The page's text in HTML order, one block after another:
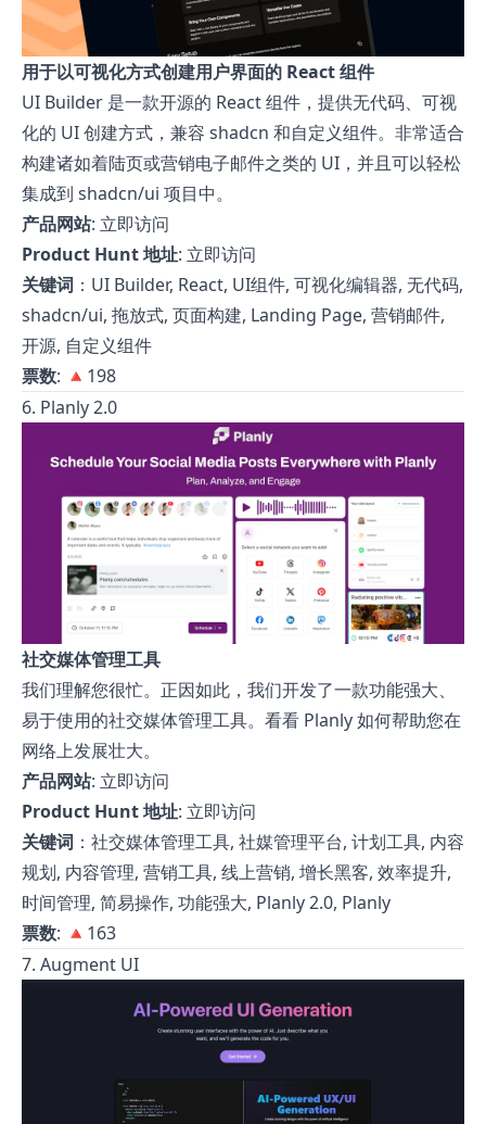
用于以可视化方式创建用户界面的 React 组件
UI Builder 是一款开源的 React 组件，提供无代码、可视
化的 UI 创建方式，兼容 shadcn 和自定义组件。非常适合
构建诸如着陆页或营销电子邮件之类的 UI，并且可以轻松
集成到 shadcn/ui 项目中。
产品网站: 立即访问
Product Hunt 地址: 立即访问
关键词 ：UI Builder, React, UI组件, 可视化编辑器, 无代码,
shadcn/ui, 拖放式, 页面构建, Landing Page, 营销邮件,
开源, 自定义组件
票数: 🔺198
6. Planly 2.0
社交媒体管理工具
我们理解您很忙。正因如此，我们开发了一款功能强大、
易于使用的社交媒体管理工具。看看 Planly 如何帮助您在
网络上发展壮大。
产品网站: 立即访问
Product Hunt 地址: 立即访问
关键词 ：社交媒体管理工具, 社媒管理平台, 计划工具, 内容
规划, 内容管理, 营销工具, 线上营销, 增长黑客, 效率提升,
时间管理, 简易操作, 功能强大, Planly 2.0, Planly
票数: 🔺163
7. Augment UI